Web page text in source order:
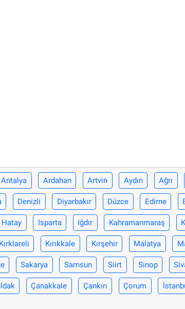
Antalya Ardahan Artvin Aydın Ağrı
Denizli Diyarbakır Düzce Edirne
Hatay Isparta Iğdır Kahramanmaraş
Kırklareli Kırıkkale Kırşehir Malatya
Sakarya Samsun Siirt Sinop
Çanakkale Çankırı Çorum